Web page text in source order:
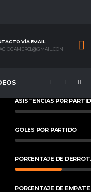
VÍA EMAIL
ASISTENCIAS POR
GOLES POR PARTIDO
PORCENTAJE DE
PORCENTAJE DE